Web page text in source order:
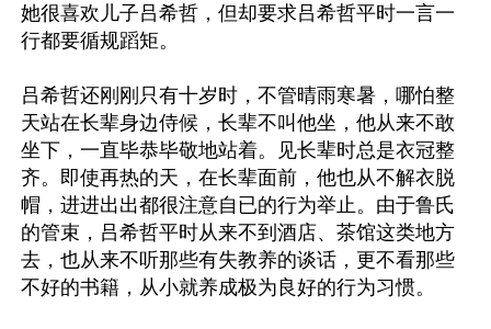
她很喜欢儿子吕希哲，但却要求吕希哲平时一言一
行都要循规蹈矩。
吕希哲还刚刚只有十岁时，不管晴雨寒暑，哪怕整
天站在长辈身边侍候，长辈不叫他坐，他从来不敢
坐下，一直毕恭毕敬地站着。见长辈时总是衣冠整
齐。即使再热的天，在长辈面前，他也从不解衣脱
帽，进进出出都很注意自已的行为举止。由于鲁氏
的管束，吕希哲平时从来不到酒店、茶馆这类地方
去，也从来不听那些有失教养的谈话，更不看那些
不好的书籍，从小就养成极为良好的行为习惯。